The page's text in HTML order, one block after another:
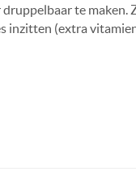
te maken.
inzitten (extra